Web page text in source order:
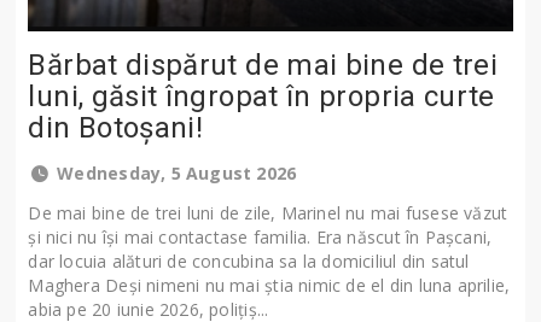
Bărbat dispărut de mai bine de trei
luni, găsit îngropat în propria curte
din Botoșani!
Wednesday, 5 August 2026
De mai bine de trei luni de zile, Marinel nu mai fusese văzut
și nici nu își mai contactase familia. Era născut în Pașcani,
dar locuia alături de concubina sa la domiciliul din satul
Maghera Deși nimeni nu mai știa nimic de el din luna aprilie,
abia pe 20 iunie 2026, polițiș...